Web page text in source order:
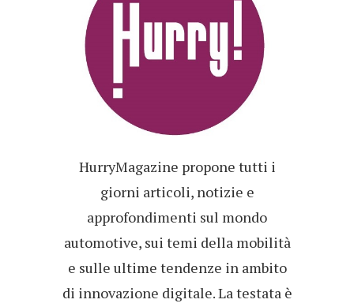
HurryMagazine propone tutti i
giorni articoli, notizie e
approfondimenti sul mondo
automotive, sui temi della mobilità
e sulle ultime tendenze in ambito
di innovazione digitale. La testata è